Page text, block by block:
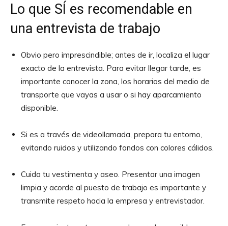
Lo que SÍ es recomendable en
una entrevista de trabajo
Obvio pero imprescindible; antes de ir, localiza el lugar
exacto de la entrevista. Para evitar llegar tarde, es
importante conocer la zona, los horarios del medio de
transporte que vayas a usar o si hay aparcamiento
disponible.
Si es a través de videollamada, prepara tu entorno,
evitando ruidos y utilizando fondos con colores cálidos.
Cuida tu vestimenta y aseo. Presentar una imagen
limpia y acorde al puesto de trabajo es importante y
transmite respeto hacia la empresa y entrevistador.